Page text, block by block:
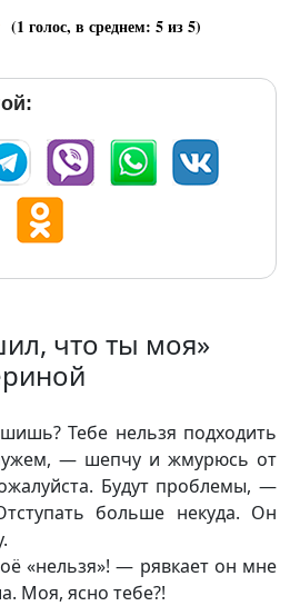
(1 голос, в среднем: 5из 5)
что ты моя»
Тебе нельзя подходить
— шепчу и жмурюсь от
Будут проблемы, —
больше некуда. Он
«нельзя»! — рявкает он мне
Моя, ясно тебе?!